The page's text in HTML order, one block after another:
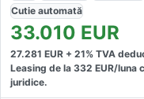
Cutie automată
33.010 EUR
27.281 EUR + 21% TVA
Leasing de la 332 EUR/luna
juridice.